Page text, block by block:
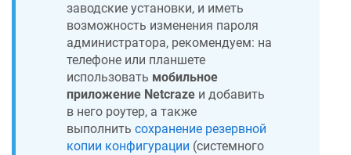
заводские установки, и иметь
возможность изменения пароля
администратора, рекомендуем: на
телефоне или планшете
использовать мобильное
приложение Netcraze и добавить
в него роутер, а также
выполнить сохранение резервной
копии конфигурации (системного